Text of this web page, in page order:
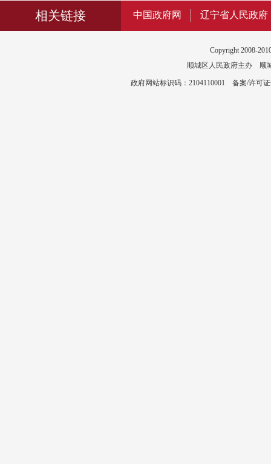
相关链接 中国政府网 辽宁省人民政府
Copyright 2008-
顺城区人民政府主办 顺
政府网站标识码：2104110001 备案/许可